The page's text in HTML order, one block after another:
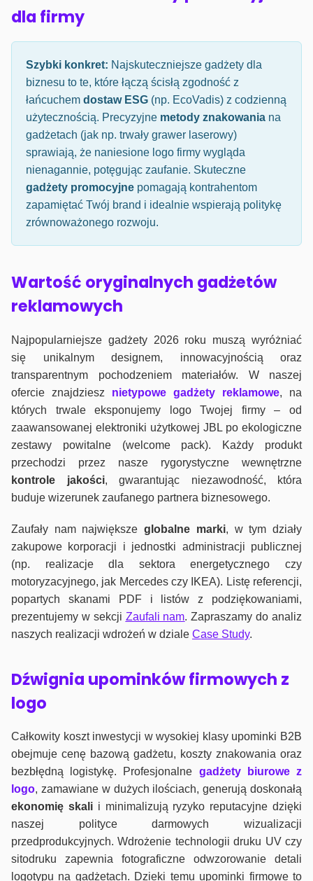
dla firmy
Szybki konkret: Najskuteczniejsze gadżety dla
biznesu to te, które łączą ścisłą zgodność z
łańcuchem dostaw ESG (np. EcoVadis) z codzienną
użytecznością. Precyzyjne metody znakowania na
gadżetach (jak np. trwały grawer laserowy)
sprawiają, że naniesione logo firmy wygląda
nienagannie, potęgując zaufanie. Skuteczne
gadżety promocyjne pomagają kontrahentom
zapamiętać Twój brand i idealnie wspierają politykę
zrównoważonego rozwoju.
Wartość oryginalnych gadżetów
reklamowych
Najpopularniejsze gadżety 2026 roku muszą wyróżniać
się unikalnym designem, innowacyjnością oraz
transparentnym pochodzeniem materiałów. W naszej
ofercie znajdziesz nietypowe gadżety reklamowe, na
których trwale eksponujemy logo Twojej firmy – od
zaawansowanej elektroniki użytkowej JBL po ekologiczne
zestawy powitalne (welcome pack). Każdy produkt
przechodzi przez nasze rygorystyczne wewnętrzne
kontrole jakości, gwarantując niezawodność, która
buduje wizerunek zaufanego partnera biznesowego.
Zaufały nam największeglobalne marki, w tym działy
zakupowe korporacji i jednostki administracji publicznej
(np. realizacje dla sektora energetycznego czy
motoryzacyjnego, jak Mercedes czy IKEA). Listę referencji,
popartych skanami PDF i listów z podziękowaniami,
prezentujemy w sekcji Zaufali nam. Zapraszamy do analiz
naszych realizacji wdrożeń w dziale Case Study.
Dźwignia upominków firmowych z
logo
Całkowity koszt inwestycji w wysokiej klasy upominki B2B
obejmuje cenę bazową gadżetu, koszty znakowania oraz
bezbłędną logistykę. Profesjonalne gadżety biurowe z
logo, zamawiane w dużych ilościach, generują doskonałą
ekonomię skalii minimalizują ryzyko reputacyjne dzięki
naszej polityce darmowych wizualizacji
przedprodukcyjnych. Wdrożenie technologii druku UV czy
sitodruku zapewnia fotograficzne odwzorowanie detali
logotypu na gadżetach. Dzieki temu upominki firmowe to